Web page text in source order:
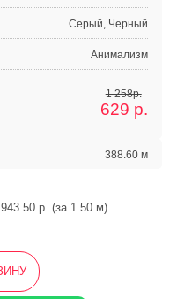
Серый, Черный
Анимализм
1 258р.
629 р.
388.60 м
943.50 р. (за 1.50 м)